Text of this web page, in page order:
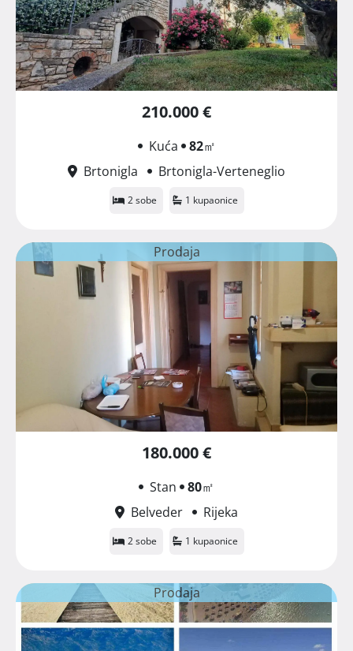
210.000 €
Kuća 82㎡
Brtonigla
Brtonigla-Verteneglio
2 sobe 1 kupaonice
Prodaja
180.000 €
Stan 80㎡
Belveder
Rijeka
2 sobe 1 kupaonice
Prodaja